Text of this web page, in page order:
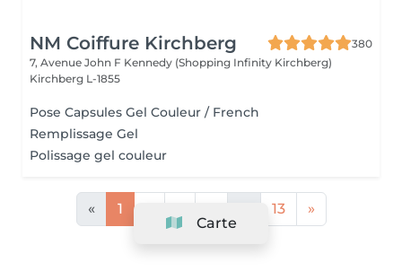
NM Coiffure Kirchberg
380
7, Avenue John F Kennedy (Shopping Infinity Kirchberg)
Kirchberg L-1855
Pose Capsules Gel Couleur / French
Remplissage Gel
Polissage gel couleur
« 1 13
»
Carte